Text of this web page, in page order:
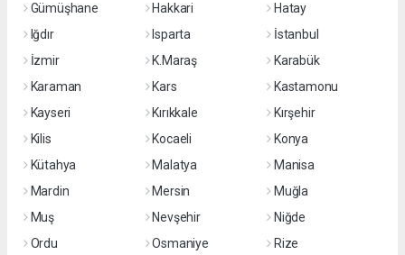
Gümüşhane
Hakkari
Hatay
Iğdır
Isparta
İstanbul
İzmir
K.Maraş
Karabük
Karaman
Kars
Kastamonu
Kayseri
Kırıkkale
Kırşehir
Kilis
Kocaeli
Konya
Kütahya
Malatya
Manisa
Mardin
Mersin
Muğla
Muş
Nevşehir
Niğde
Ordu
Osmaniye Rize